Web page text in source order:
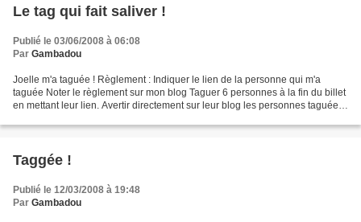
Le tag qui fait saliver !
Publié le 03/06/2008 à 06:08
Par Gambadou
Joelle m'a taguée ! Règlement : Indiquer le lien de la personne qui m'a
taguée Noter le règlement sur mon blog Taguer 6 personnes à la fin du billet
en mettant leur lien. Avertir directement sur leur blog les personnes taguées.
Taggée !
Publié le 12/03/2008 à 19:48
Par Gambadou